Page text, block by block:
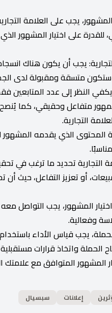
يجب على العلامة
للقدرة على اختيار المشهور
يجب أن يكون هناك
ستكون متسقة ومقبولة لدى
النظر إلى عدد المتابعين
متفاعل وحقيقي، كما
التجارية.
الذي يقدمه المشهور
التجارية تحديد ما ترغب في
أو تعزيز التفاعل،
المشهور، يجب التواصل
وفعالية.
يجب قياس الأداء
الحملة واتخاذ قرارات
المشهور المتوافق مع علامتك
إعلانات سبسيال